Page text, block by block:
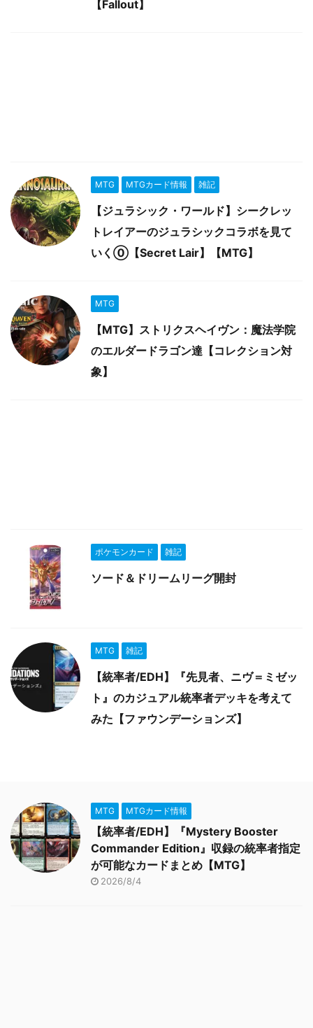
【Fallout】
MTG MTGカード情報 雑記
【ジュラシック・ワールド】シークレッ
トレイアーのジュラシックコラボを見て
いく⓪【Secret Lair】【MTG】
MTG
【MTG】ストリクスヘイヴン：魔法学院
のエルダードラゴン達【コレクション対
象】
ポケモンカード 雑記
ソード＆ドリームリーグ開封
MTG 雑記
【統率者/EDH】『先見者、ニヴ＝ミゼッ
ト』のカジュアル統率者デッキを考えて
みた【ファウンデーションズ】
MTG MTGカード情報
【統率者/EDH】『Mystery Booster
Commander Edition』収録の統率者指定
が可能なカードまとめ【MTG】
2026/8/4